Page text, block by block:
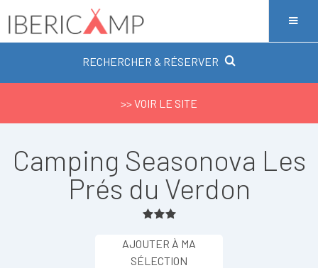
RECHERCHER & RÉSERVER
>> VOIR LE SITE
Camping Seasonova Les
Prés du Verdon
AJOUTER À MA
SÉLECTION